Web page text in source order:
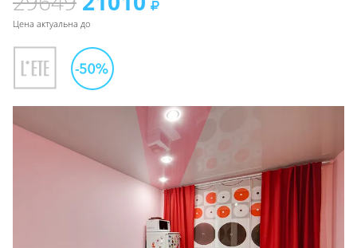
Цена актуальна до